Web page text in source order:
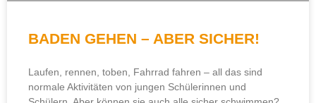
BADEN GEHEN – ABER SICHER!
Laufen, rennen, toben, Fahrrad fahren – all das sind
normale Aktivitäten von jungen Schülerinnen und